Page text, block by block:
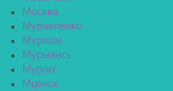
Москва
Муравленко
Мураши
Мурманск
Муром
Мценск